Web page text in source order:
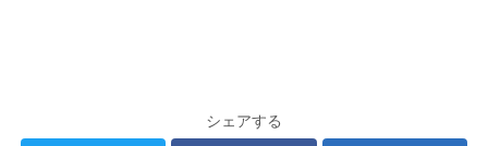
シェアする